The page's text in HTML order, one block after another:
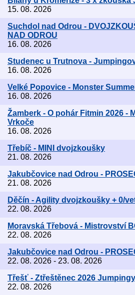
15. 08. 2026
Suchdol nad Odrou -
NAD ODROU
16. 08. 2026
Studenec u Trutnova -
16. 08. 2026
Velké Popovice - Monster
16. 08. 2026
Žamberk - O pohár Fitmin 2026 -
Vrkoče
16. 08. 2026
Třebíč - MINI dvojzkoušky
21. 08. 2026
Jakubčovice nad Odrou -
21. 08. 2026
Děčín - Agility dvojzkoušky + 0/
22. 08. 2026
Moravská Třebová - Mistrovství
22. 08. 2026
Jakubčovice nad Odrou -
22. 08. 2026 - 23. 08. 2026
Třešť - Ztřeštěnec 2026
22. 08. 2026